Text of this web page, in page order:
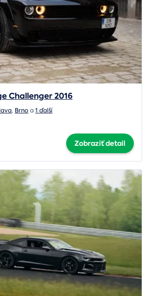
Challenger 2016
, Brnoa 1 ďalší
Zobraziť detail